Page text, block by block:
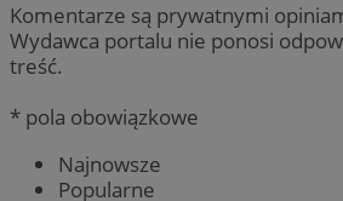
Komentarze są prywatnymi
Wydawca portalu nie ponosi
treść.
* pola obowiązkowe
Najnowsze
Popularne